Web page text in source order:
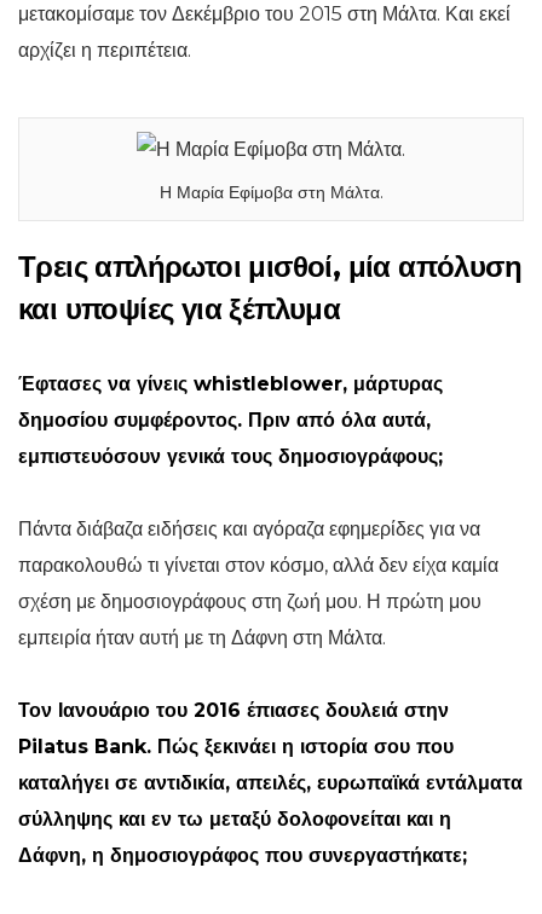
μετακομίσαμε τον Δεκέμβριο του 2015 στη Μάλτα. Και εκεί
αρχίζει η περιπέτεια.
Η Μαρία Εφίμοβα στη Μάλτα.
Τρεις απλήρωτοι μισθοί, μία απόλυση
και υποψίες για ξέπλυμα
Έφτασες να γίνεις whistleblower, μάρτυρας
δημοσίου συμφέροντος. Πριν από όλα αυτά,
εμπιστευόσουν γενικά τους δημοσιογράφους;
Πάντα διάβαζα ειδήσεις και αγόραζα εφημερίδες για να
παρακολουθώ τι γίνεται στον κόσμο, αλλά δεν είχα καμία
σχέση με δημοσιογράφους στη ζωή μου. Η πρώτη μου
εμπειρία ήταν αυτή με τη Δάφνη στη Μάλτα.
Τον Ιανουάριο του 2016 έπιασες δουλειά στην
Pilatus Bank. Πώς ξεκινάει η ιστορία σου που
καταλήγει σε αντιδικία, απειλές, ευρωπαϊκά εντάλματα
σύλληψης και εν τω μεταξύ δολοφονείται και η
Δάφνη, η δημοσιογράφος που συνεργαστήκατε;